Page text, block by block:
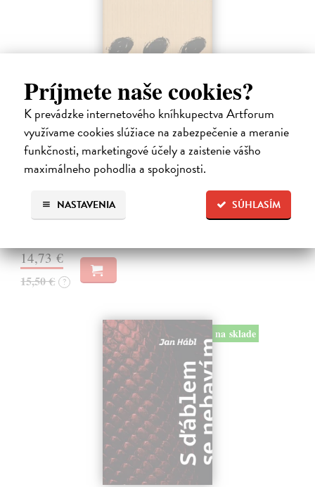
Príjmete naše cookies?
K prevádzke internetového kníhkupectva Artforum
využívame cookies slúžiace na zabezpečenie a meranie
funkčnosti, marketingové účely a zaistenie vášho
maximálneho pohodlia a spokojnosti.
SÚHLASÍM
NASTAVENIA
Pomalost
Kundera Milan| Kniha
Pomalost, chronologicky první ze čtyř románů Milana Kundery
Kareninové. Vydávání Kunderových románů v českém jazyce se
14,73 €
15,50 € ?
na sklade